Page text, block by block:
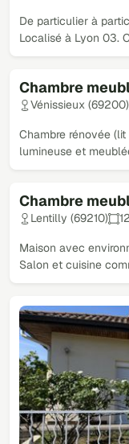
De particulier à
Localisé à Lyon 03.
Chambre
Vénissieux (69200)
Chambre rénovée
lumineuse et
Chambre
Lentilly (69210)
Maison avec
Salon et cuisine